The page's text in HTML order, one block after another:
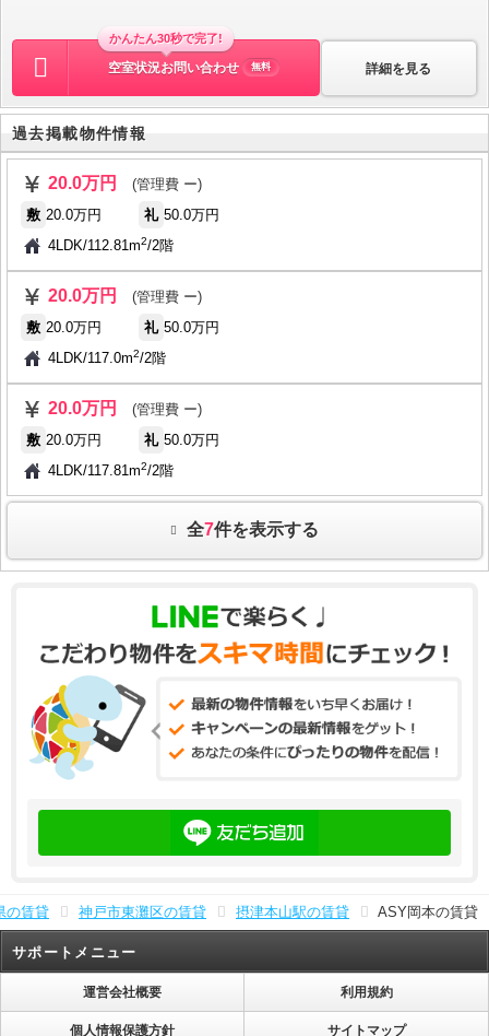
詳細を見る
かんたん30秒で完了!
空室状況お問い合わせ 無料
過去掲載物件情報
20.0万円
(管理費 ー)
敷 20.0万円 礼 50.0万円
4LDK/112.81m2/2階
20.0万円
(管理費 ー)
敷 20.0万円 礼 50.0万円
4LDK/117.0m2/2階
20.0万円
(管理費 ー)
敷 20.0万円 礼 50.0万円
4LDK/117.81m2/2階
全7件を表示する
の賃貸 神戸市東灘区の賃貸 摂津本山駅の賃貸 ASY岡本の賃貸
サポートメニュー
運営会社概要 利用規約
個人情報保護方針 サイトマップ